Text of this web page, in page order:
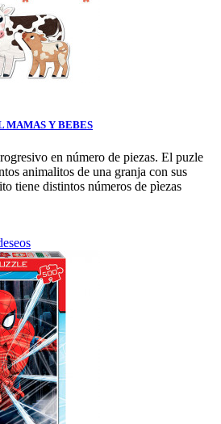
MAMAS Y BEBES
en número de piezas. El puzle
animalitos de una granja con sus
tiene distintos números de pìezas